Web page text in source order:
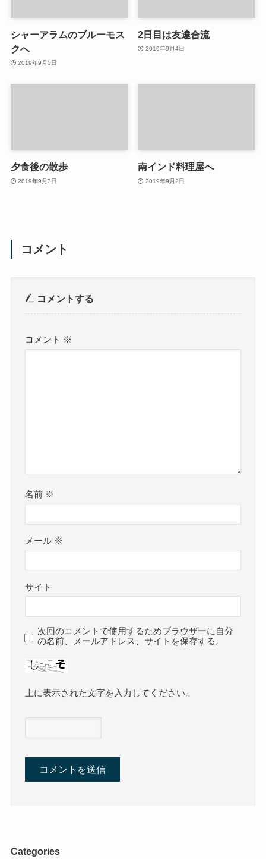
シャーアラムのブルーモス
クへ
2019年9月5日
2日目は友達合流
2019年9月4日
夕食後の散歩
2019年9月3日
南インド料理屋へ
2019年9月2日
コメント
コメントする
コメント ※
名前 ※
メール ※
サイト
次回のコメントで使用するためブラウザーに自分
の名前、メールアドレス、サイトを保存する。
上に表示された文字を入力してください。
Categories